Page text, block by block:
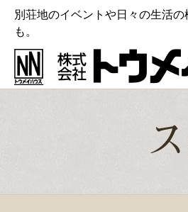
別荘地のイベントや日々の生活
も。